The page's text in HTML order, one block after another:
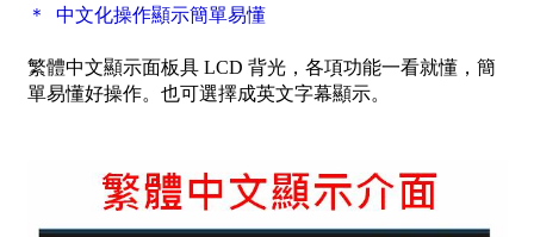
＊ 中文化操作顯示簡單易懂
繁體中文顯示面板具 LCD 背光，各項功能一看就懂，簡
單易懂好操作。也可選擇成英文字幕顯示。